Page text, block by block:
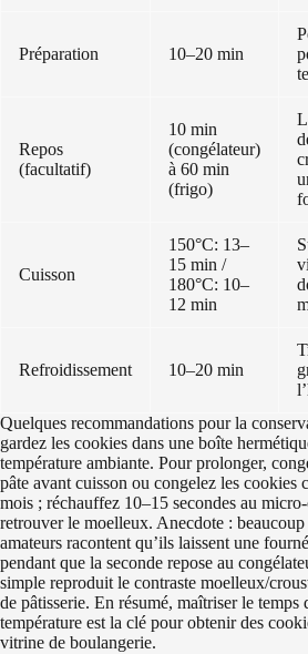
Préparation 10–20 min
Repos
(facultatif)
10 min
(congélateur)
à 60 min
(frigo)
Cuisson
150°C: 13–
15 min /
180°C: 10–
12 min
Refroidissement 10–20 min
Quelques recommandations pour la
gardez les cookies dans une boîte
température ambiante. Pour prolonger,
pâte avant cuisson ou congelez les cookies
mois ; réchauffez 10–15 secondes au
retrouver le moelleux. Anecdote :
amateurs racontent qu’ils laissent une
pendant que la seconde repose au
simple reproduit le contraste moelleux/
de pâtisserie. En résumé, maîtriser le temps
température est la clé pour obtenir des
vitrine de boulangerie.